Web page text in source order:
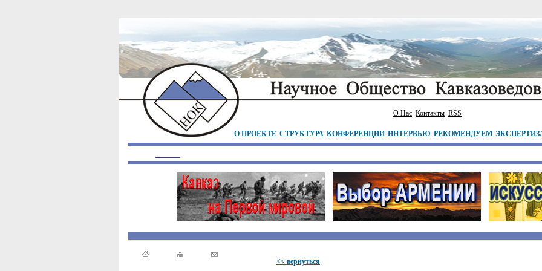
О Нас Контакты RSS
О ПРОЕКТЕ СТРУКТУРА КОНФЕРЕНЦИИ ИНТЕРВЬЮ РЕКОМЕНДУЕМ
<< вернуться